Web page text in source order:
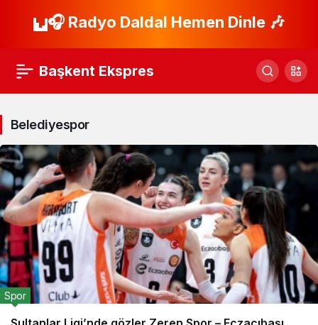
🎧 Radyo Daldal Hemen Dinle 🎶
Başkent Ekspres
Belediyespor
Spor